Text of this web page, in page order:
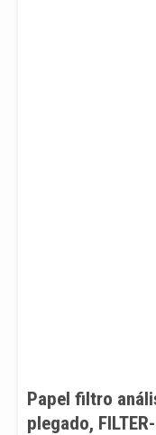
Papel filtro
plegado,